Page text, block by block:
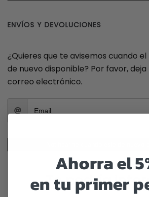
ENVÍOS Y DEVOLUCIONES
¿Quieres que te avisemos cuando
de nuevo disponible? Por favor,
correo electrónico.
Te podría
Ahorra el
en tu primer